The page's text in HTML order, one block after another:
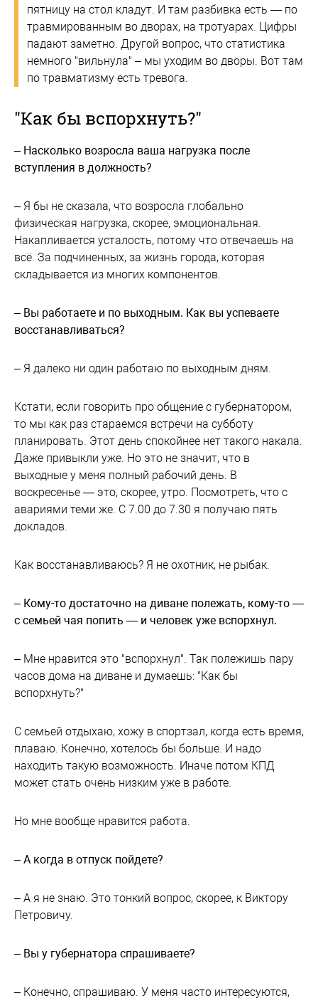
пятницу на стол кладут. И там разбивка есть — по
травмированным во дворах, на тротуарах. Цифры
падают заметно. Другой вопрос, что статистика
немного "вильнула" – мы уходим во дворы. Вот там
по травматизму есть тревога.
"Как бы вспорхнуть?"
– Насколько возросла ваша нагрузка после
вступления в должность?
– Я бы не сказала, что возросла глобально
физическая нагрузка, скорее, эмоциональная.
Накапливается усталость, потому что отвечаешь на
всё. За подчиненных, за жизнь города, которая
складывается из многих компонентов.
– Вы работаете и по выходным. Как вы успеваете
восстанавливаться?
– Я далеко ни один работаю по выходным дням.
Кстати, если говорить про общение с губернатором,
то мы как раз стараемся встречи на субботу
планировать. Этот день спокойнее нет такого накала.
Даже привыкли уже. Но это не значит, что в
выходные у меня полный рабочий день. В
воскресенье — это, скорее, утро. Посмотреть, что с
авариями теми же. С 7.00 до 7.30 я получаю пять
докладов.
Как восстанавливаюсь? Я не охотник, не рыбак.
– Кому-то достаточно на диване полежать, кому-то —
с семьей чая попить — и человек уже вспорхнул.
– Мне нравится это "вспорхнул". Так полежишь пару
часов дома на диване и думаешь: "Как бы
вспорхнуть?"
С семьей отдыхаю, хожу в спортзал, когда есть время,
плаваю. Конечно, хотелось бы больше. И надо
находить такую возможность. Иначе потом КПД
может стать очень низким уже в работе.
Но мне вообще нравится работа.
– А когда в отпуск пойдете?
– А я не знаю. Это тонкий вопрос, скорее, к Виктору
Петровичу.
– Вы у губернатора спрашиваете?
– Конечно, спрашиваю. У меня часто интересуются,